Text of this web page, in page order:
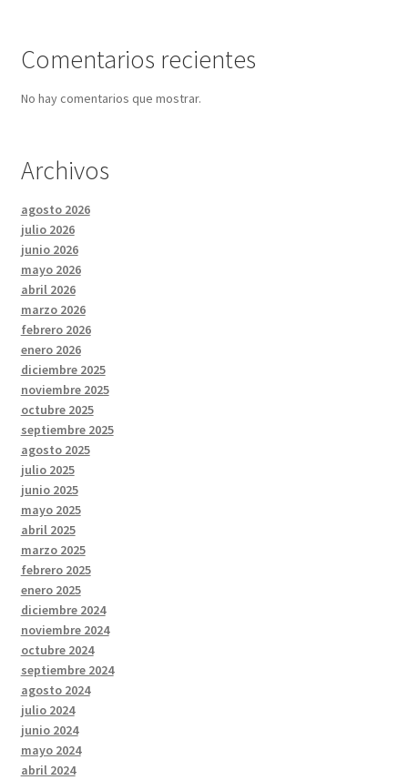
Comentarios recientes
No hay comentarios que mostrar.
Archivos
agosto 2026
julio 2026
junio 2026
mayo 2026
abril 2026
marzo 2026
febrero 2026
enero 2026
diciembre 2025
noviembre 2025
octubre 2025
septiembre 2025
agosto 2025
julio 2025
junio 2025
mayo 2025
abril 2025
marzo 2025
febrero 2025
enero 2025
diciembre 2024
noviembre 2024
octubre 2024
septiembre 2024
agosto 2024
julio 2024
junio 2024
mayo 2024
abril 2024